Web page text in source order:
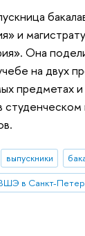
и
Она
на двух
предметах
студенческом
выпускники
в Санкт-